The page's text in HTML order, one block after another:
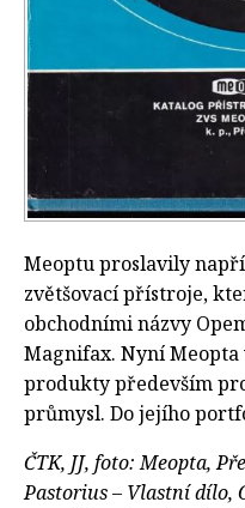
Meoptu proslavily
zvětšovací přístroje,
obchodními názvy
Magnifax. Nyní
produkty především
průmysl. Do jejího
ČTK, JJ, foto: Meopta,
Pastorius – Vlastní dílo,